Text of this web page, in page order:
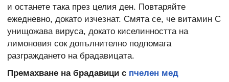
и останете така през целия ден. Повтаряйте
ежедневно, докато изчезнат. Смята се, че витамин С
унищожава вируса, докато киселинността на
лимоновия сок допълнително подпомага
разграждането на брадавицата.
Премахване на брадавици с пчелен мед